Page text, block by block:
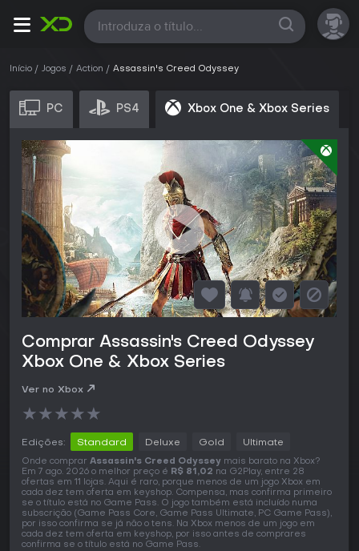
Todas
Início Jogos Action Assassin's Creed Odyssey
PC PS4 Xbox One & Xbox Series
Comprar Assassin's Creed Odyssey
Xbox One & Xbox Series
Ver no Xbox
★★★★★
Edições: Standard Deluxe Gold Ultimate
Onde comprar Assassin's Creed Odyssey mais barato na Xbox?
Em 7 ago. 2026 o melhor preço é R$ 81,02 na G2Play, entre 28
ofertas em 11 lojas. Aqui é raro, porque menos de um jogo Xbox em
cada dez tem oferta em keyshop. Compensa, mas confirma primeiro
se o título está no Game Pass. O jogo também está incluído numa
subscrição (Game Pass Core, Game Pass Ultimate, PC Game Pass),
por isso confirma se já não o tens. Na Xbox menos de um jogo em
cada dez tem oferta em keyshop, por isso antes de comprares
confirma se o título está no Game Pass.